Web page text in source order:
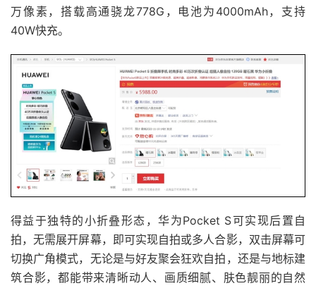
万像素，搭载高通骁龙778G，电池为4000mAh，支持
40W快充。
得益于独特的小折叠形态，华为Pocket S可实现后置自
拍，无需展开屏幕，即可实现自拍或多人合影，双击屏幕可
切换广角模式，无论是与好友聚会狂欢自拍，还是与地标建
筑合影，都能带来清晰动人、画质细腻、肤色靓丽的自然